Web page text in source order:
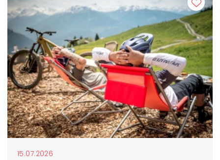
15.07.2026